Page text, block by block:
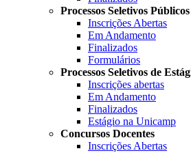
Processos Seletivos
Inscrições Abertas
Em Andamento
Finalizados
Formulários
Processos Seletivos de
Inscrições abertas
Em Andamento
Finalizados
Estágio na Unicamp
Concursos Docentes
Inscrições Abertas